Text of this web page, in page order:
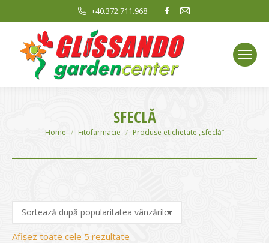
+40.372.711.968
Facebook
opens
in
new
window
Mail
window
SFECLĂ
You are here:
Home Fitofarmacie Produse etichetate „sfeclă”
Afișez toate cele 5 rezultate